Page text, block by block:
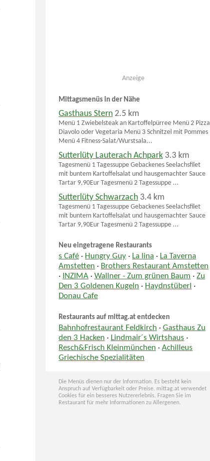
Anzeige
Mittagsmenüs in der Nähe
Gasthaus Stern 2.5 km
Menü 1 Zwiebelsteak an Kartoffelpürree Menü 2 Pizza
Diavolo oder Vegetaria Menü 3 Schnitzel mit Pommes
Menü 4 Fitness-Salat/Wurstsala...
Sutterlüty Lauterach Achpark 3.3 km
Tagesmenü 1 Tagessuppe Gebackenes Seelachsfilet
mit buntem Kartoffelsalat und hausgemachter Sauce
Tartar 9,90Eur Tagesmenü 2 Tagessuppe ...
Sutterlüty Schwarzach 3.4 km
Tagesmenü 1 Tagessuppe Gebackenes Seelachsfilet
mit buntem Kartoffelsalat und hausgemachter Sauce
Tartar 9,90Eur Tagesmenü 2 Tagessuppe ...
Neu eingetragene Restaurants
s Café · Hungry Guy · La lina · La Taverna
Amstetten · Brothers Restaurant Amstetten
·
INZIMA ·Wallner - Zum grünen Baum ·Zu
Den 3 Goldenen Kugeln · Haydnstüberl ·
Donau Cafe
Restaurants auf mittag.at entdecken
Bahnhofrestaurant Feldkirch ·Gasthaus Zu
den 3 Hacken · Lindmair´s Wirtshaus ·
Resch&Frisch Kleinmünchen ·Achilleus
Griechische Spezialitäten
Die Menüs dienen nur der Information. Es besteht kein
Anspruch auf Verfügbarkeit oder Preise. mittag.at verwendet
Cookies für ein besseres Nutzererlebnis. Fragen Sie im
Restaurant für mehr Informationen zu Allergenen.